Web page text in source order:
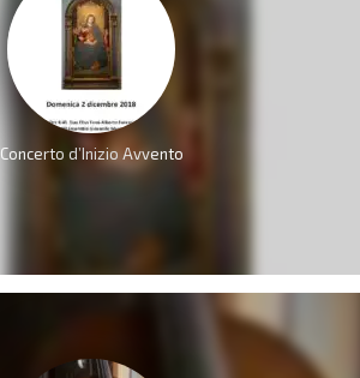
Concerto d’Inizio Avvento